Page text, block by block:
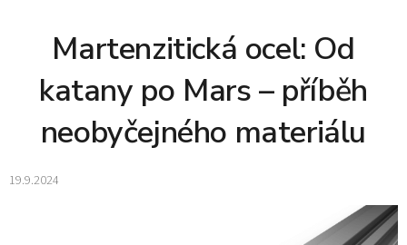
Martenzitická ocel: Od
katany po Mars – příběh
neobyčejného materiálu
19.9.2024